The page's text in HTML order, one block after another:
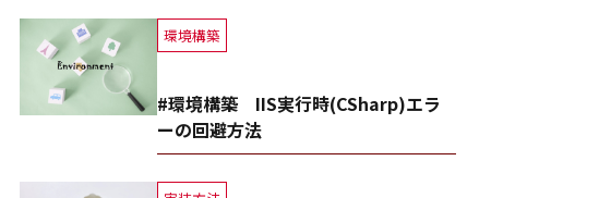
環境構築
#環境構築 IIS実行時(CSharp)エラ
ーの回避方法